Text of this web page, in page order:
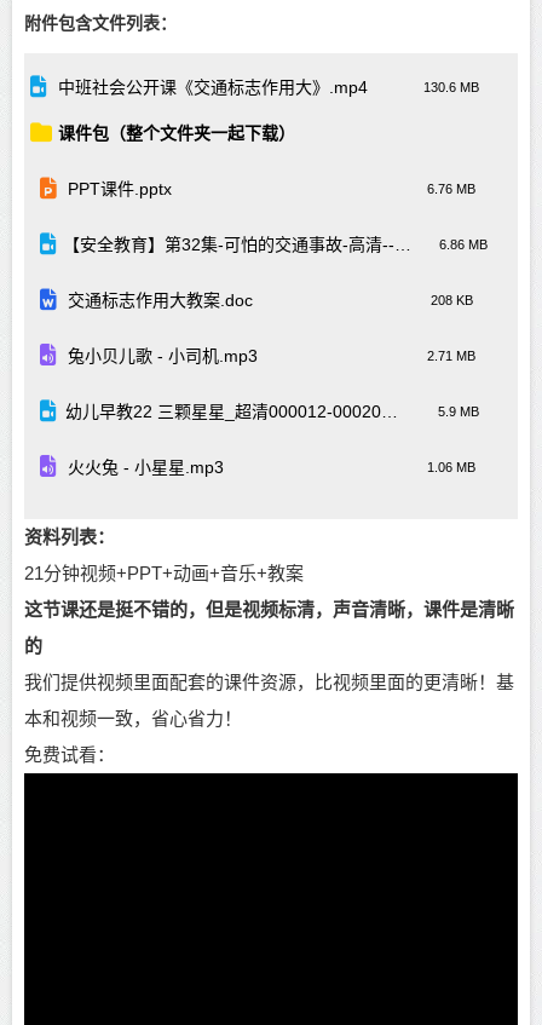
附件包含文件列表：
中班社会公开课《交通标志作用大》.mp4 130.6 MB
课件包（整个文件夹一起下载）
PPT课件.pptx 6.76 MB
【安全教育】第32集-可怕的交通事故-高清--高清480p.mp4 6.86 MB
交通标志作用大教案.doc 208 KB
兔小贝儿歌 - 小司机.mp3 2.71 MB
幼儿早教22 三颗星星_超清000012-000209(2).mp4 5.9 MB
火火兔 - 小星星.mp3 1.06 MB
资料列表：
21分钟视频+PPT+动画+音乐+教案
这节课还是挺不错的，但是视频标清，声音清晰，课件是清晰
的
我们提供视频里面配套的课件资源，比视频里面的更清晰！基
本和视频一致，省心省力！
免费试看：